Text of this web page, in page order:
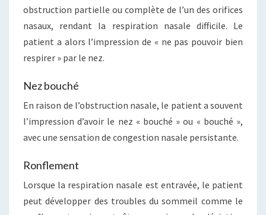
obstruction partielle ou complète de l’un des orifices
nasaux, rendant la respiration nasale difficile. Le
patient a alors l’impression de « ne pas pouvoir bien
respirer » par le nez.
Nez bouché
En raison de l’obstruction nasale, le patient a souvent
l’impression d’avoir le nez « bouché » ou « bouché »,
avec une sensation de congestion nasale persistante.
Ronflement
Lorsque la respiration nasale est entravée, le patient
peut développer des troubles du sommeil comme le